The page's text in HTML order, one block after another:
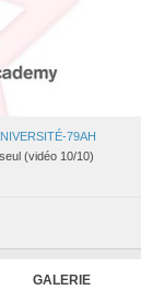
79AH
(vidéo 10/10)
GALERIE